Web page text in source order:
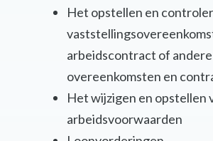
Het opstellen en
arbeidscontract of andere
overeenkomsten en
Het wijzigen en opstellen
arbeidsvoorwaarden